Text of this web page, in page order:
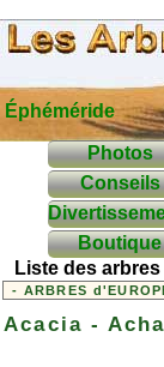
Éphéméride
Photos
Conseils
Boutique
Liste des arbres
Acacia -